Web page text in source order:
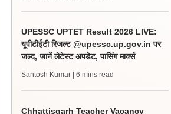
UPESSC UPTET Result 2026 LIVE:
यूपीटीईटी रिजल्ट @upessc.up.gov.in पर
जल्द, जानें लेटेस्ट अपडेट, पासिंग मार्क्स
Santosh Kumar | 6 mins read
Chhattisgarh Teacher Vacancy